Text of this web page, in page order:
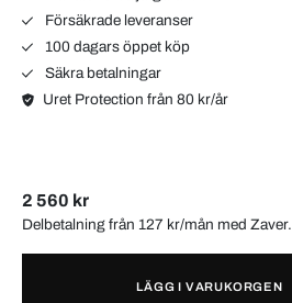
Försäkrade leveranser
100 dagars öppet köp
Säkra betalningar
Uret Protection från 80 kr/år
2 560 kr
Delbetalning från 127 kr/mån med Zaver.
LÄGG I VARUKORGEN